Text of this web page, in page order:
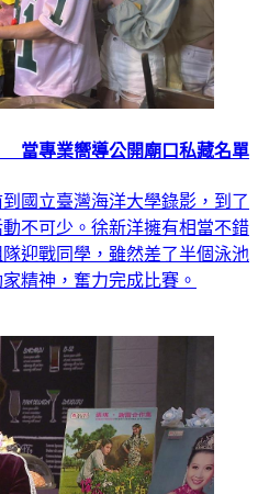
當專業嚮導公開廟口私藏名單
國立臺灣海洋大學錄影，到了
不可少。徐新洋擁有相當不錯
迎戰同學，雖然差了半個泳池
精神，奮力完成比賽。